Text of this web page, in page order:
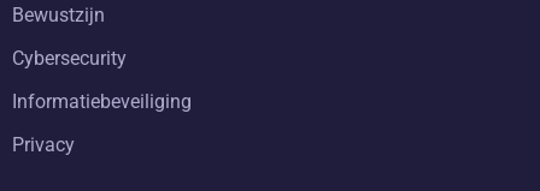
Bewustzijn
Cybersecurity
Informatiebeveiliging
Privacy